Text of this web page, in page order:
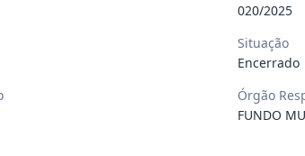
de saúde, de forma complementar junto...
de pequeno porte e artista musical de...
020/2025
Situação
Encerrado
Órgão
FUNDO